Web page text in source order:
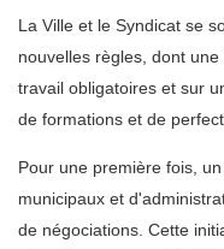
La Ville et le Syndicat se
nouvelles règles, dont
travail obligatoires et sur
de formations et de
Pour une première fois,
municipaux et
de négociations. Cette